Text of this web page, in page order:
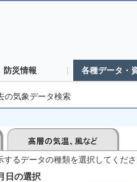
防災情報 各種データ・
の気象データ検索
るデータの種類を選択してくだ
日の選択